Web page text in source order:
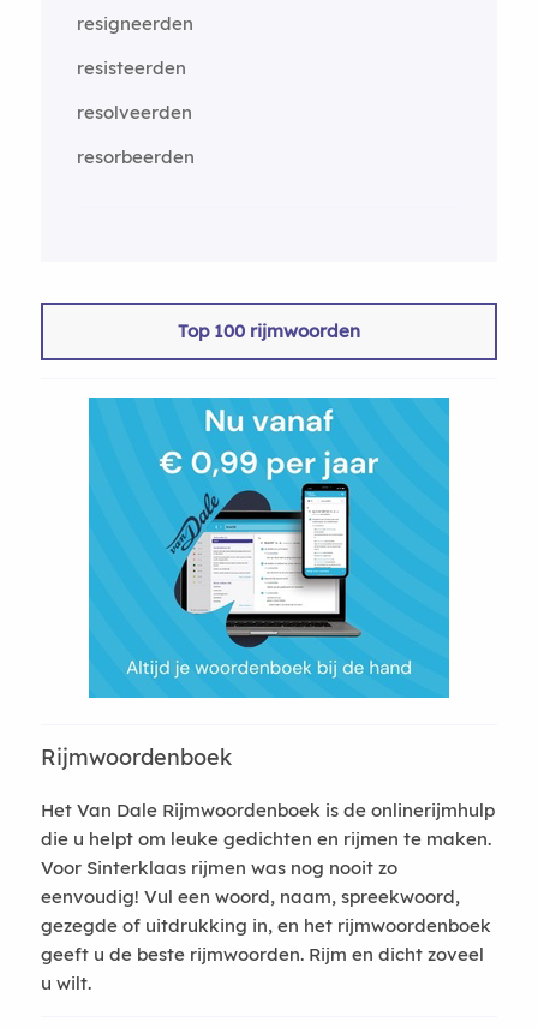
resigneerden
resisteerden
resolveerden
resorbeerden
Top 100 rijmwoorden
Rijmwoordenboek
Het Van Dale Rijmwoordenboek is de onlinerijmhulp
die u helpt om leuke gedichten en rijmen te maken.
Voor Sinterklaas rijmen was nog nooit zo
eenvoudig! Vul een woord, naam, spreekwoord,
gezegde of uitdrukking in, en het rijmwoordenboek
geeft u de beste rijmwoorden. Rijm en dicht zoveel
u wilt.